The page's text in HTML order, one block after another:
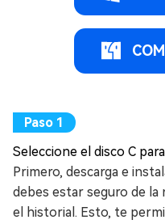
Seleccione el disco C
Primero, descarga e
debes estar seguro de la
el historial. Esto, te